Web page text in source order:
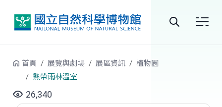
首頁 展覽與劇場 展區資訊
植物園
熱帶雨林溫室
26,340